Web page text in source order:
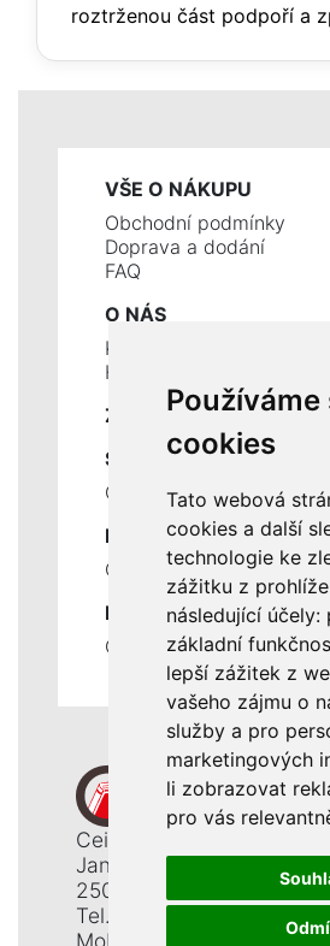
cookies
Tato webová
cookies a další
technologie ke
zážitku z
následující účely:
základní
lepší zážitek z
vašeho zájmu o
služby a pro
marketingových
li zobrazovat
pro vás
roztrženou část podpoří a
VŠE O NÁKUPU
Obchodní podmínky
Doprava a dodání
FAQ
O NÁS
Kontakty
Historie a současnost
ZÁKLADNÍ ÚDAJE
SLUŽBY
Ceník servisních prací
DŮLEŽITÉ INFORMACE
Ochrana osobních údajů
RYCHLÉ ODKAZY
Odstoupení od smlouvy
Ceiba, s. r. o.
Jana Opletala 1265
250 01 Brandýs n. L. - St.
Tel.: +420 326 911 044
Mobil: +420 777 345 008